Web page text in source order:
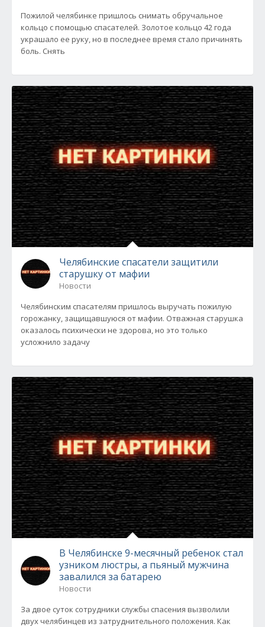
Пожилой челябинке пришлось снимать обручальное
кольцо с помощью спасателей. Золотое кольцо 42 года
украшало ее руку, но в последнее время стало причинять
боль. Снять
Челябинские спасатели защитили
старушку от мафии
Новости
Челябинским спасателям пришлось выручать пожилую
горожанку, защищавшуюся от мафии. Отважная старушка
оказалось психически не здорова, но это только
усложнило задачу
В Челябинске 9-месячный ребенок стал
узником люстры, а пьяный мужчина
завалился за батарею
Новости
За двое суток сотрудники службы спасения вызволили
двух челябинцев из затруднительного положения. Как